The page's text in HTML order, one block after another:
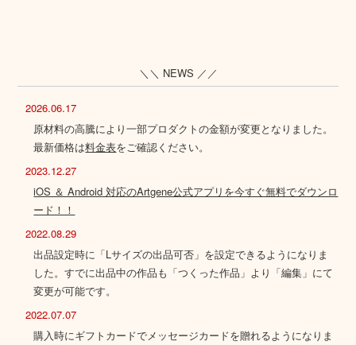
＼＼ NEWS ／／
2026.06.17
原材料の高騰により一部プロダクトの金額が変更となりました。
最新価格は料金表をご確認ください。
2023.12.27
iOS ＆ Android 対応のArtgene公式アプリを今すぐ無料でダウンロ
ード！！
2022.08.29
出品設定時に「Lサイズの出品可否」を設定できるようになりま
した。すでに出品中の作品も「つくった作品」より「編集」にて
変更が可能です。
2022.07.07
購入時にギフトカードでメッセージカードを贈れるようになりま